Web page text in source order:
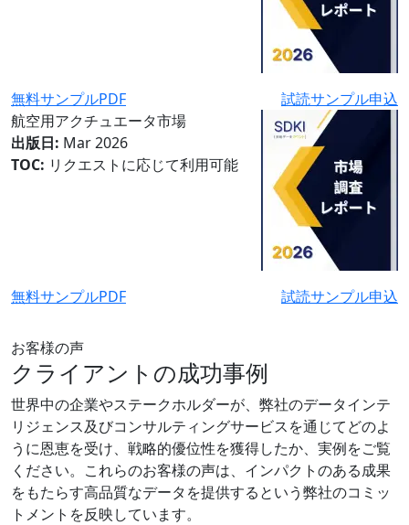
無料サンプルPDF
試読サンプル申込
航空用アクチュエータ市場
出版日: Mar 2026
TOC: リクエストに応じて利用可能
無料サンプルPDF 試読サンプル申込
お客様の声
クライアントの成功事例
世界中の企業やステークホルダーが、弊社のデータインテ
リジェンス及びコンサルティングサービスを通じてどのよ
うに恩恵を受け、戦略的優位性を獲得したか、実例をご覧
ください。これらのお客様の声は、インパクトのある成果
をもたらす高品質なデータを提供するという弊社のコミッ
トメントを反映しています。